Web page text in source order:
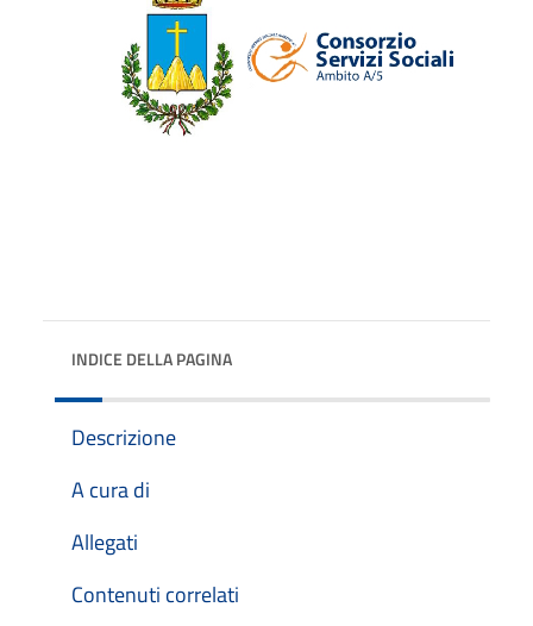
INDICE DELLA PAGINA
Descrizione
A cura di
Allegati
Contenuti correlati